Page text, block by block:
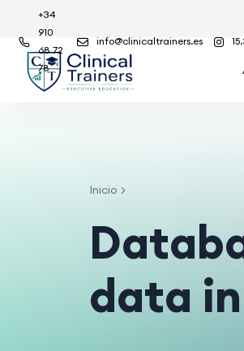
info@clinicaltrainers.es
+34
910
68 72
78
Inicio
data